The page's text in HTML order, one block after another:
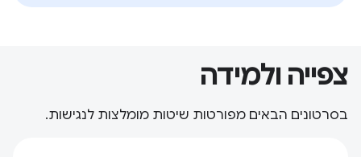
צפייה ולמידה
בסרטונים הבאים מפורטות שיטות מומלצות לנגישות.